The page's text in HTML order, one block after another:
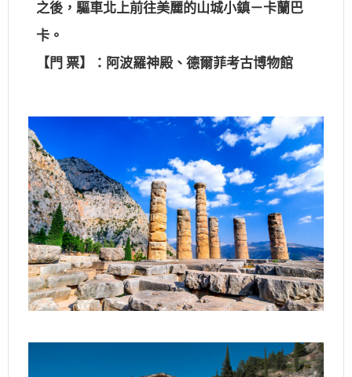
之後，驅車北上前往美麗的山城小鎮－卡蘭巴
卡。
【門 票】：阿波羅神殿、德爾菲考古博物館